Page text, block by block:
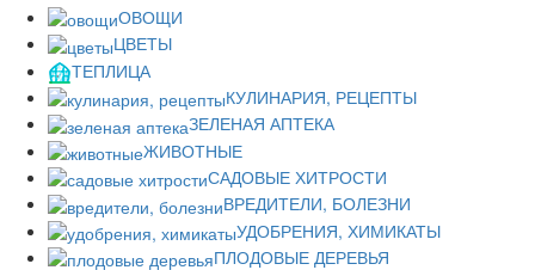
ОВОЩИ
ЦВЕТЫ
ТЕПЛИЦА
КУЛИНАРИЯ, РЕЦЕПТЫ
ЗЕЛЕНАЯ АПТЕКА
ЖИВОТНЫЕ
САДОВЫЕ ХИТРОСТИ
ВРЕДИТЕЛИ, БОЛЕЗНИ
УДОБРЕНИЯ, ХИМИКАТЫ
ПЛОДОВЫЕ ДЕРЕВЬЯ